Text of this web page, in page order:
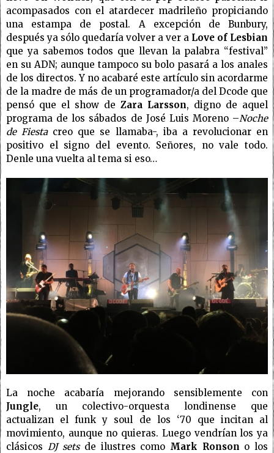
acompasados con el atardecer madrileño propiciando
una estampa de postal. A excepción de Bunbury,
después ya sólo quedaría volver a ver a Love of Lesbian
que ya sabemos todos que llevan la palabra “festival”
en su ADN; aunque tampoco su bolo pasará a los anales
de los directos. Y no acabaré este artículo sin acordarme
de la madre de más de un programador/a del Dcode que
pensó que el show de Zara Larsson, digno de aquel
programa de los sábados de José Luis Moreno –Noche
de Fiestacreo que se llamaba-, iba a revolucionar en
positivo el signo del evento. Señores, no vale todo.
Denle una vuelta al tema si eso…
La noche acabaría mejorando sensiblemente con
Jungle, un colectivo-orquesta londinense que
actualizan el funk y soul de los ‘70 que incitan al
movimiento, aunque no quieras. Luego vendrían los ya
clásicos DJ setsde ilustres como Mark Ronson o los